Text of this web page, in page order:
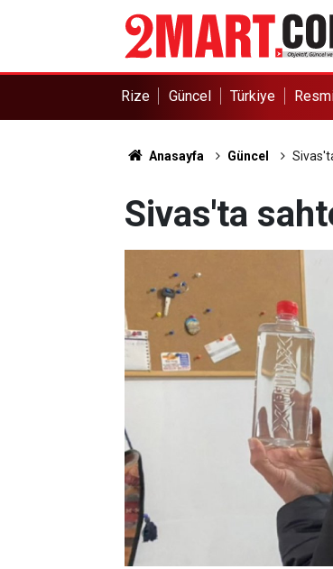
Rize Güncel Türkiye
Anasayfa Güncel
Sivas'ta